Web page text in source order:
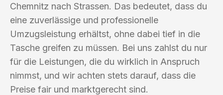
Chemnitz nach Strassen. Das bedeutet, dass du
eine zuverlässige und professionelle
Umzugsleistung erhältst, ohne dabei tief in die
Tasche greifen zu müssen. Bei uns zahlst du nur
für die Leistungen, die du wirklich in Anspruch
nimmst, und wir achten stets darauf, dass die
Preise fair und marktgerecht sind.